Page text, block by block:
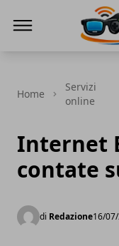
Home
Servizi
online
Internet
contate
di Redazione16/